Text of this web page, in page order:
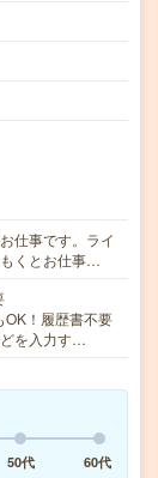
仕事です。ライ
くとお仕事…
！履歴書不要
を入力す…
50代 60代